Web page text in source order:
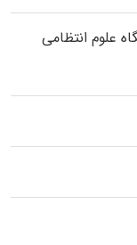
ﻋﻠﻮم انتظامی